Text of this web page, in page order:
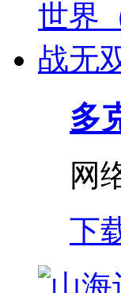
多
网
下